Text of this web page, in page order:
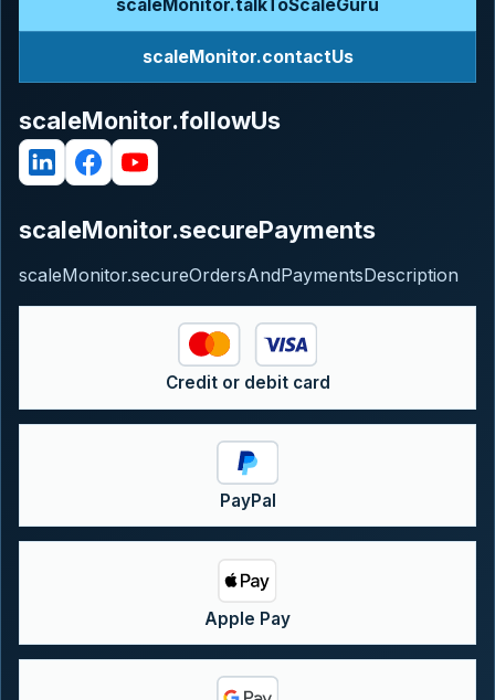
scaleMonitor.talkToScaleGuru
scaleMonitor.contactUs
scaleMonitor.followUs
scaleMonitor.securePayments
scaleMonitor.secureOrdersAndPaymentsDescription
Credit or debit card
PayPal
Apple Pay